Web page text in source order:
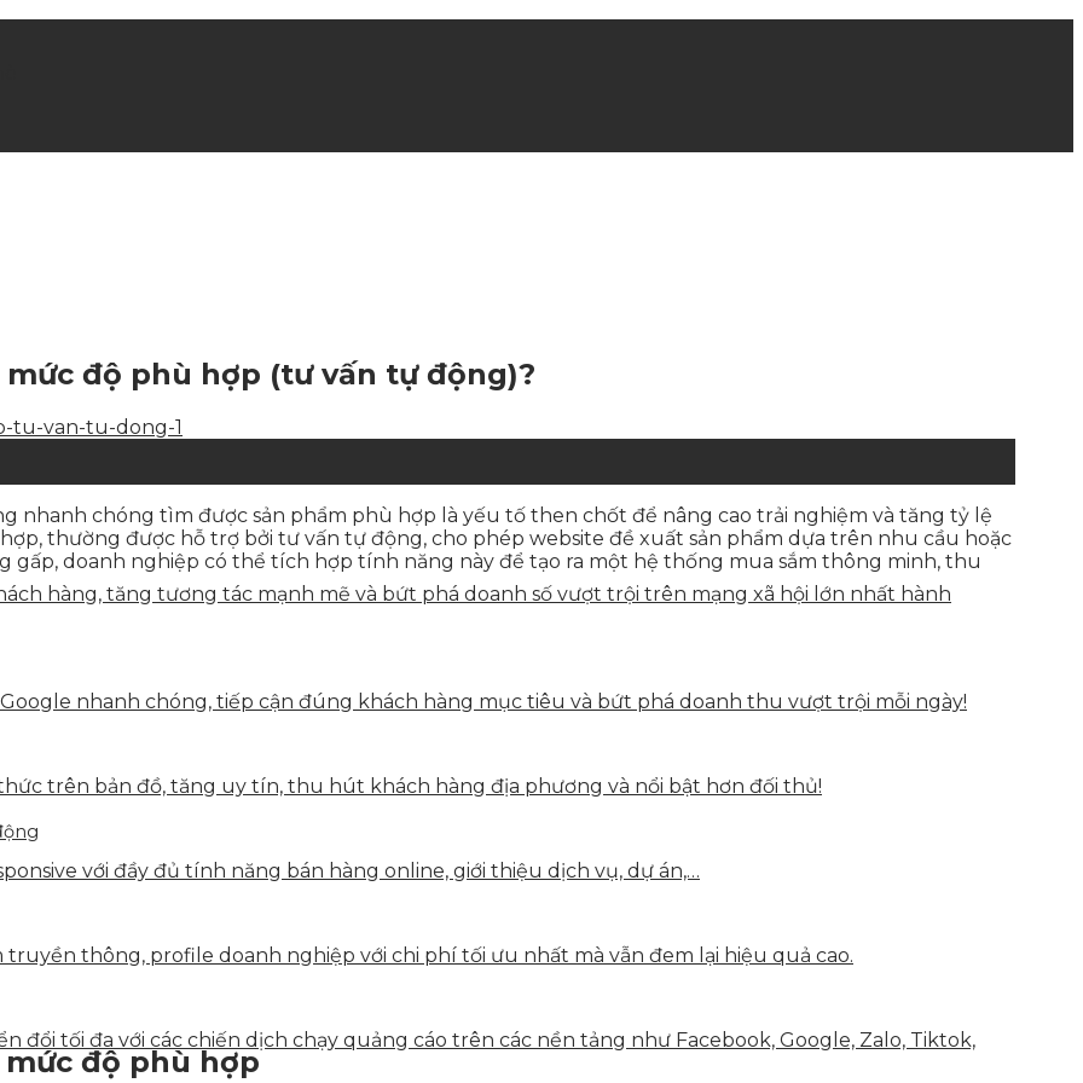
hàng, tăng tương tác mạnh mẽ và bứt phá doanh số vượt trội trên mạng xã hội lớn nhất hành
nhanh chóng, tiếp cận đúng khách hàng mục tiêu và bứt phá doanh thu vượt trội mỗi ngày!
trên bản đồ, tăng uy tín, thu hút khách hàng địa phương và nổi bật hơn đối thủ!
với đầy đủ tính năng bán hàng online, giới thiệu dịch vụ, dự án,…
thông, profile doanh nghiệp với chi phí tối ưu nhất mà vẫn đem lại hiệu quả cao.
đổi tối đa với các chiến dịch chạy quảng cáo trên các nền tảng như Facebook, Google, Zalo, Tiktok,
độ phù hợp (tư vấn tự động)?
nhanh chóng tìm được sản phẩm phù hợp là yếu tố then chốt để nâng cao trải nghiệm và tăng tỷ lệ
thường được hỗ trợ bởi tư vấn tự động, cho phép website đề xuất sản phẩm dựa trên nhu cầu hoặc
gấp, doanh nghiệp có thể tích hợp tính năng này để tạo ra một hệ thống mua sắm thông minh, thu
độ phù hợp